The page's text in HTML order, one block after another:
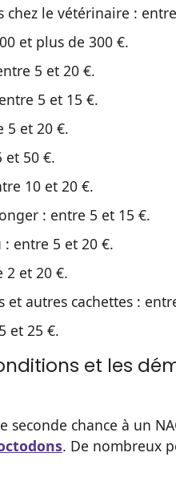
chez le vétérinaire :
et plus de 300 €.
5 et 20 €.
5 et 15 €.
5 et 20 €.
et 50 €.
10 et 20 €.
: entre 5 et 15 €.
: entre 5 et 20 €.
2 et 20 €.
et autres cachettes :
et 25 €.
et les
seconde chance à un
. De nombreux